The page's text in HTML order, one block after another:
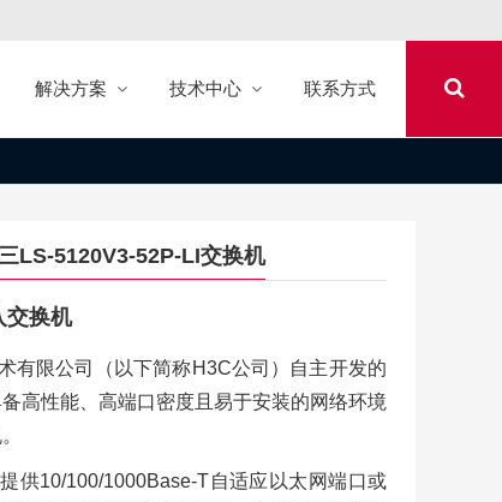
解决方案 技术中心 联系方式
LS-5120V3-52P-LI交换机
交换机
有限公司（以下简称H3C公司）自主开发的
高性能、高端口密度且易于安装的网络环境
供10/100/1000Base-T自适应以太网端口或